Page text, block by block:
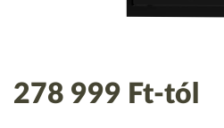
278 999 Ft-tól